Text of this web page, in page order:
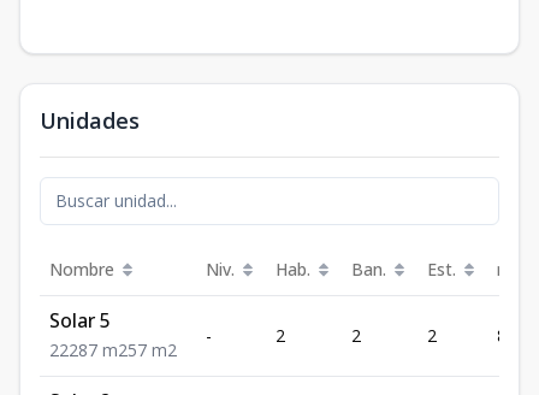
Unidades
Nombre Niv. Hab. Ban. Est. m²
Solar 5
22287 m257 m2
- 2 2 2 87